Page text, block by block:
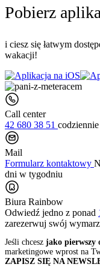
Pobierz
i ciesz się łatwym
wakacji!
Call center
42 680 38 51 codziennie
Mail
Formularz kontaktowy
dni w tygodniu
Biura Rainbow
Odwiedź jedno z ponad
zarezerwuj swój
Jeśli chcesz jako pierwszy
marketingowe wprost na
ZAPISZ SIĘ NA